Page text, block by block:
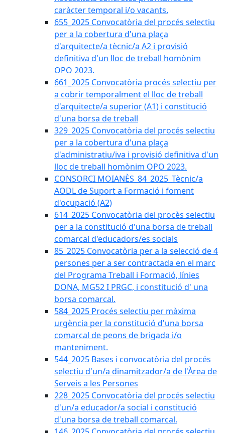
caràcter temporal i/o vacants.
655_2025 Convocatòria del procés selectiu
per a la cobertura d'una plaça
d'arquitecte/a tècnic/a A2 i provisió
definitiva d'un lloc de treball homònim
OPO 2023.
661_2025 Convocatòria procés selectiu per
a cobrir temporalment el lloc de treball
d'arquitecte/a superior (A1) i constitució
d'una borsa de treball
329_2025 Convocatòria del procés selectiu
per a la cobertura d'una plaça
d'administratiu/iva i provisió definitiva d'un
lloc de treball homònim OPO 2023.
CONSORCI MOIANÈS_84_2025_Tècnic/a
AODL de Suport a Formació i foment
d'ocupació (A2)
614_2025 Convocatòria del procès selectiu
per a la constitució d'una borsa de treball
comarcal d'educadors/es socials
85_2025 Convocatòria per a la selecció de 4
persones per a ser contractada en el marc
del Programa Treball i Formació, línies
DONA, MG52 I PRGC, i constitució d' una
borsa comarcal.
584_2025 Procés selectiu per màxima
urgència per la constitució d'una borsa
comarcal de peons de brigada i/o
manteniment.
544_2025 Bases i convocatòria del procés
selectiu d'un/a dinamitzador/a de l'Àrea de
Serveis a les Persones
228_2025 Convocatòria del procés selectiu
d'un/a educador/a social i constitució
d'una borsa de treball comarcal.